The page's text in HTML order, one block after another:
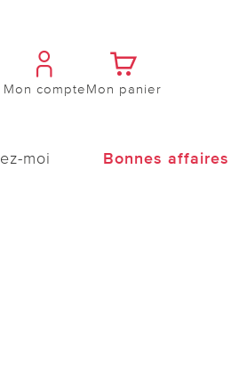
Mon compteMon panier
moi Bonnes affaires